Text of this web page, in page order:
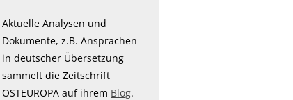
Aktuelle Analysen und
Dokumente, z.B. Ansprachen
in deutscher Übersetzung
sammelt die Zeitschrift
OSTEUROPA auf ihrem Blog.